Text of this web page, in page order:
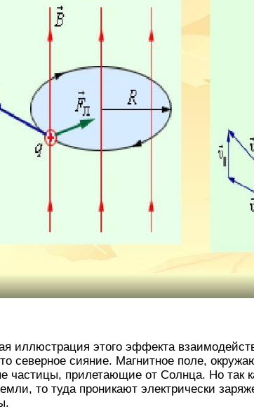
иллюстрация этого эффекта
северное сияние. Магнитное поле,
частицы, прилетающие от Солнца. Но так
то туда проникают электрически